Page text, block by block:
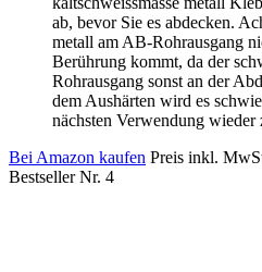
ab, bevor Sie es abdecken.
metall am AB-Rohrausgang
Berührung kommt, da der
Rohrausgang sonst an der
dem Aushärten wird es
nächsten Verwendung wieder
Bei Amazon kaufen Preis inkl.
Bestseller Nr. 4